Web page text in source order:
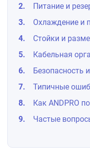
Питание и
Охлаждение и
Стойки и
Кабельная
Безопасность
Типичные
Как ANDPRO
Частые